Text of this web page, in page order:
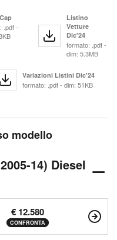
.pdf -
Listino
Vetture
Dic'24
formato: .pdf -
dim: 5.3MB
Variazioni Listini Dic'24
formato: .pdf - dim: 51KB
modello
14) Diesel
€ 12.580
CONFRONTA